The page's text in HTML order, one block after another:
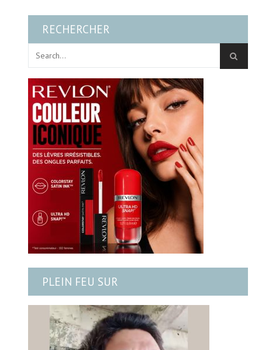
RECHERCHER
PLEIN FEU SUR